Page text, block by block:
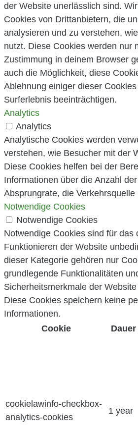
der Website unerlässlich sind.
Cookies von Drittanbietern, die
analysieren und zu verstehen,
nutzt. Diese Cookies werden nur
Zustimmung in deinem Browser
auch die Möglichkeit, diese
Ablehnung einiger dieser
Surferlebnis beeinträchtigen.
Analytics
Analytics
Analytische Cookies werden
verstehen, wie Besucher mit der
Diese Cookies helfen bei der
Informationen über die Anzahl
Absprungrate, die Verkehrsquelle
Notwendige Cookies
Notwendige Cookies
Notwendige Cookies sind für das
Funktionieren der Website
dieser Kategorie gehören nur
grundlegende Funktionalitäten
Sicherheitsmerkmale der
Diese Cookies speichern keine
Informationen.
Cookie
Dauer
cookielawinfo-checkbox-
analytics-cookies
1 year